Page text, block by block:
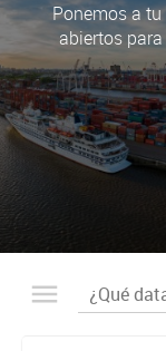
Ponemos a
abiertos